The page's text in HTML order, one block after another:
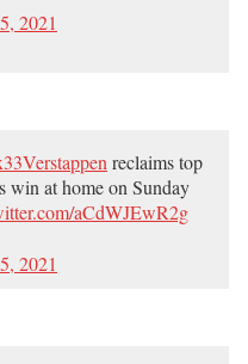
2021
reclaims top
win at home on Sunday
aCdWJEwR2g
2021